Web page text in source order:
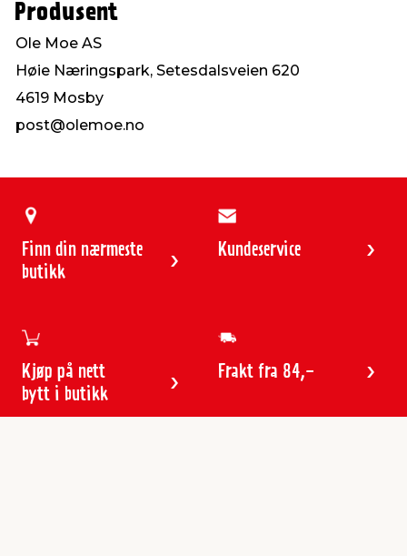
Produsent
Ole Moe AS
Høie Næringspark, Setesdalsveien 620
4619 Mosby
post@olemoe.no
Finn din nærmeste
butikk
Kundeservice
Kjøp på nett
bytt i butikk
Frakt fra 84,-